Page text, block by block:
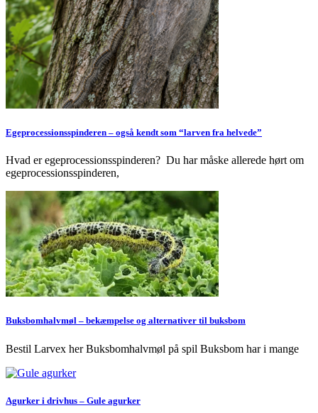
Egeprocessionsspinderen – også kendt som “larven fra helvede”
Hvad er egeprocessionsspinderen? Du har måske allerede hørt om
egeprocessionsspinderen,
Buksbomhalvmøl – bekæmpelse og alternativer til buksbom
Bestil Larvex her Buksbomhalvmøl på spil Buksbom har i mange
Agurker i drivhus – Gule agurker